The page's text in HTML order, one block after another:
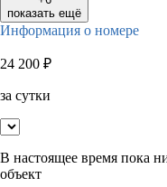
показать ещё
Информация о номере
24 200 ₽
за сутки
В настоящее время пока
объект